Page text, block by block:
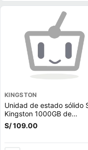
KINGSTON
Unidad de estado sólido
Kingston 1000GB de
capacidad, M.2, NVMe,
3.0
S/ 109.00